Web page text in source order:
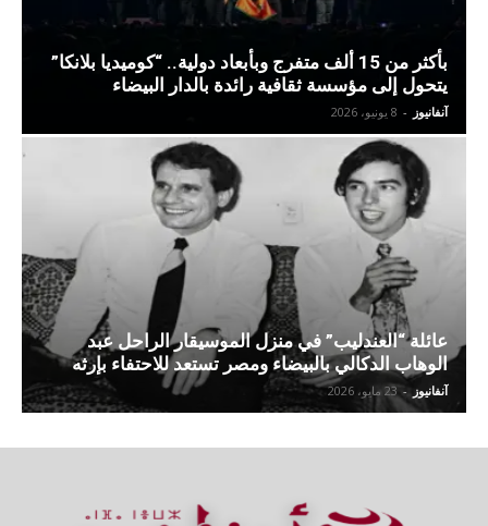
بأكثر من 15 ألف متفرج وبأبعاد دولية.. “كوميديا بلانكا”
يتحول إلى مؤسسة ثقافية رائدة بالدار البيضاء
آنفانيوز - 8 يونيو، 2026
عائلة “العندليب” في منزل الموسيقار الراحل عبد
الوهاب الدكالي بالبيضاء ومصر تستعد للاحتفاء بإرثه
آنفانيوز - 23 مايو، 2026